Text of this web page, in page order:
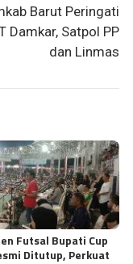
Barut Peringati
Damkar, Satpol PP
dan Linmas
Futsal Bupati Cup
Ditutup, Perkuat